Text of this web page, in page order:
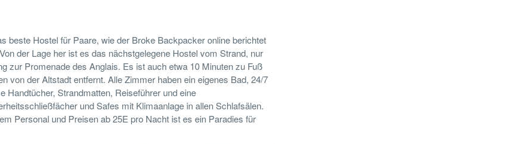
beste Hostel für Paare, wie der Broke Backpacker online berichtet
der Lage her ist es das nächstgelegene Hostel vom Strand, nur
zur Promenade des Anglais. Es ist auch etwa 10 Minuten zu Fuß
von der Altstadt entfernt. Alle Zimmer haben ein eigenes Bad, 24/7
Strandmatten, Reiseführer und eine
und Safes mit Klimaanlage in allen Schlafsälen.
Personal und Preisen ab 25E pro Nacht ist es ein Paradies für